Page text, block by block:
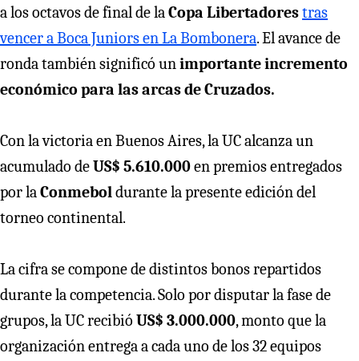
a los octavos de final de laCopa Libertadorestras
vencer a Boca Juniors en La Bombonera. El avance de
ronda también significó unimportante incremento
económico para las arcas de Cruzados.
Con la victoria en Buenos Aires, la UC alcanza un
acumulado deUS$ 5.610.000en premios entregados
por laConmeboldurante la presente edición del
torneo continental.
La cifra se compone de distintos bonos repartidos
durante la competencia. Solo por disputar la fase de
grupos, la UC recibió US$ 3.000.000, monto que la
organización entrega a cada uno de los 32 equipos